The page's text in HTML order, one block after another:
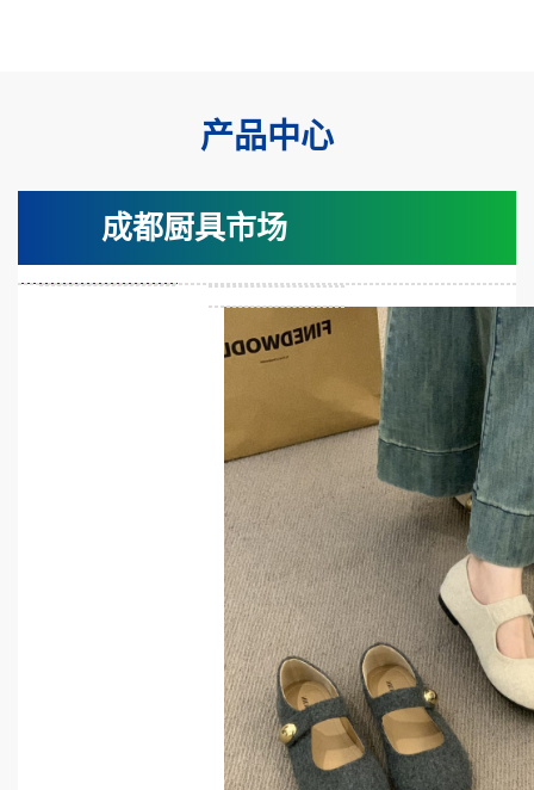
产品中心
成都厨具市场